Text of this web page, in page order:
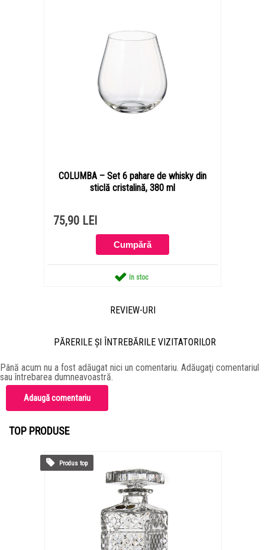
COLUMBA – Set 6 pahare de whisky din
sticlă cristalină, 380 ml
75,90 LEI
In stoc
REVIEW-URI
PĂRERILE ŞI ÎNTREBĂRILE VIZITATORILOR
Până acum nu a fost adăugat nici un comentariu. Adăugaţi comentariul
sau întrebarea dumneavoastră.
Adaugă comentariu
TOP PRODUSE
Produs top